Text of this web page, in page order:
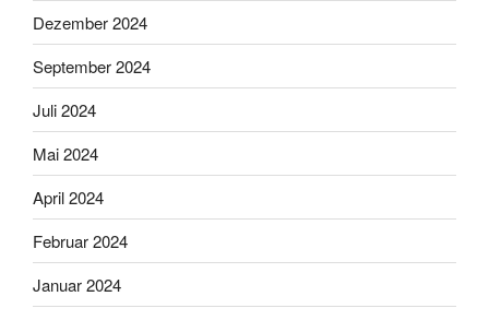
Dezember 2024
September 2024
Juli 2024
Mai 2024
April 2024
Februar 2024
Januar 2024